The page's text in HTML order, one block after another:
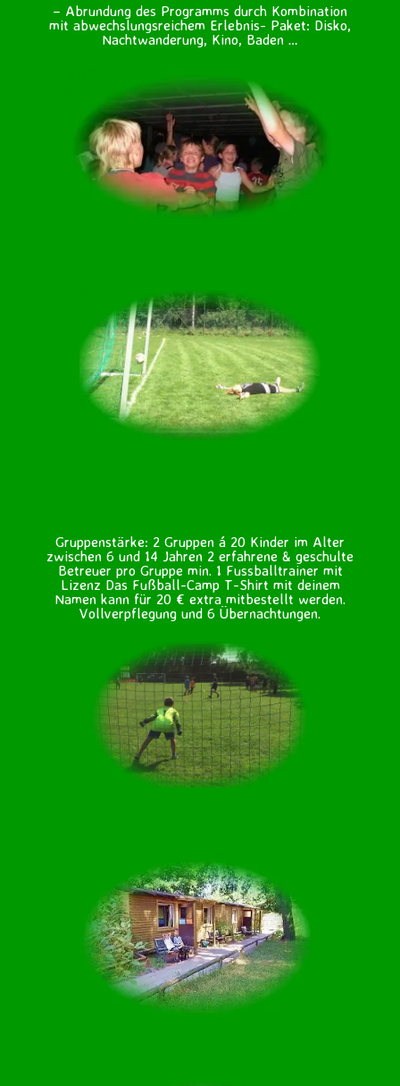
– Abrundung des Programms durch Kombination
mit abwechslungsreichem Erlebnis- Paket: Disko,
Nachtwanderung, Kino, Baden …
Gruppenstärke: 2 Gruppen á 20 Kinder im Alter
zwischen 6 und 14 Jahren 2 erfahrene & geschulte
Betreuer pro Gruppe min. 1 Fussballtrainer mit
Lizenz Das Fußball-Camp T-Shirt mit deinem
Namen kann für 20 € extra mitbestellt werden.
Vollverpflegung und 6 Übernachtungen.